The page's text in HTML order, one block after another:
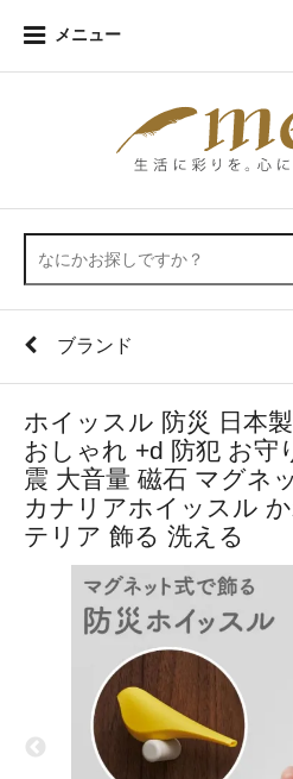
メニュー
ブランド
ホイッスル 防災 日本
おしゃれ +d 防犯 お守
震 大音量 磁石 マグネ
カナリアホイッスル
テリア 飾る 洗える